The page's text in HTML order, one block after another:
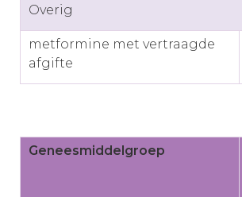
Overig
metformine met vertraagde
afgifte
Geneesmiddelgroep